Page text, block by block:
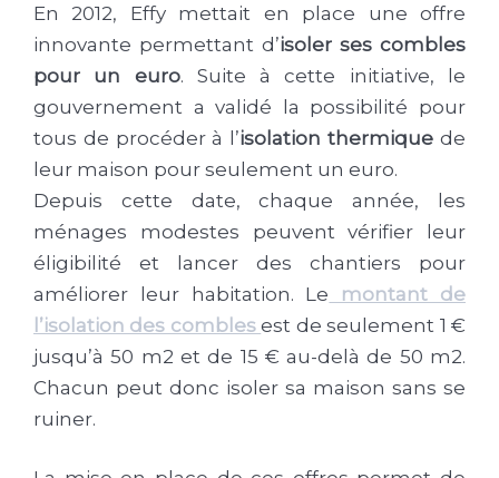
En 2012, Effy mettait en place une offre
innovante permettant d’isoler ses combles
pour un euro. Suite à cette initiative, le
gouvernement a validé la possibilité pour
tous de procéder à l’isolation thermique de
leur maison pour seulement un euro.
Depuis cette date, chaque année, les
ménages modestes peuvent vérifier leur
éligibilité et lancer des chantiers pour
améliorer leur habitation. Le montant de
l’isolation des comblesest de seulement 1 €
jusqu’à 50 m2 et de 15 € au-delà de 50 m2.
Chacun peut donc isoler sa maison sans se
ruiner.